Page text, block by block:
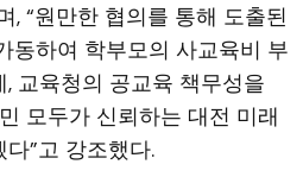
, “원만한 협의를 통해 도출된
동하여 학부모의 사교육비 부
교육청의 공교육 책무성을
모두가 신뢰하는 대전 미래
”고 강조했다.